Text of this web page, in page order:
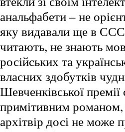
анальфабети – не
яку видавали ще в
читають, не знають
російських та
власних здобутків
Шевченківської
примітивним романом,
архітвір досі не може